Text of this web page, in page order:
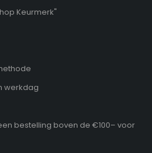
Keurmerk"
werkdag
bestelling boven de €100– voor